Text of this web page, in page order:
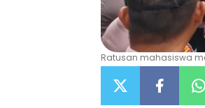
Ratusan mahasiswa